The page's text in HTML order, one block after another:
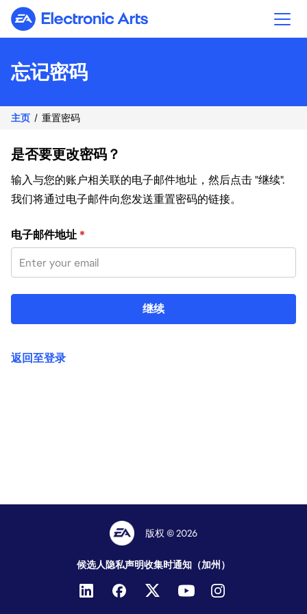
Electronic Arts
忘记密码
主页 重置密码
是否要更改密码？
输入与您的账户相关联的电子邮件地址，然后点击 "继续".
我们将通过电子邮件向您发送重置密码的链接。
使用您的电子邮件重置密码
电子邮件地址*
继续
返回至登录
版权 © 2026
候选人隐私声明收集时通知（加州）